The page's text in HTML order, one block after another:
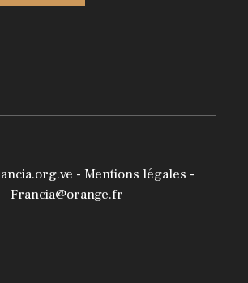
- Mentions légales -
Francia@orange.fr